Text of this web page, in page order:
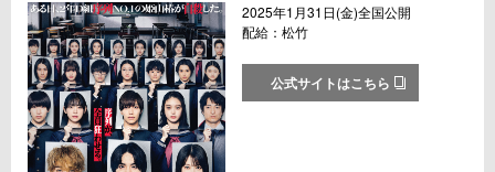
2025年1月31日(金)全国公開
配給：松竹
公式サイトはこちら